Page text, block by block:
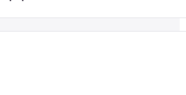
가져갈 수 있도록 함으로써 낭비성